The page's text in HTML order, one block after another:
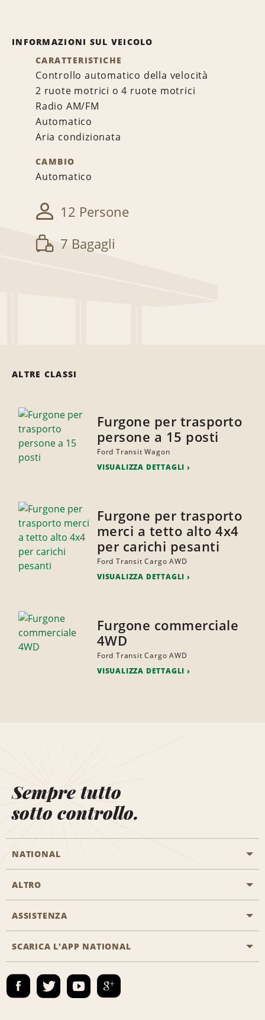
INFORMAZIONI SUL VEICOLO
CARATTERISTICHE
Controllo automatico della velocità
2 ruote motrici o 4 ruote motrici
Radio AM/FM
Automatico
Aria condizionata
CAMBIO
Automatico
12 Persone
7 Bagagli
ALTRE CLASSI
Furgone per trasporto
persone a 15 posti
Ford Transit Wagon
VISUALIZZA DETTAGLI
Furgone per trasporto
merci a tetto alto 4x4
per carichi pesanti
Ford Transit Cargo AWD
VISUALIZZA DETTAGLI
Furgone commerciale
4WD
Ford Transit Cargo AWD
VISUALIZZA DETTAGLI
Sempre tutto
sotto controllo.
NATIONAL
Inizia una prenotazione
Programmi business
Emerald Club Accedi
ALTRO
Offerte di lavoro
ASSISTENZA
Accessibilità
Contatti
SCARICA L'APP NATIONAL